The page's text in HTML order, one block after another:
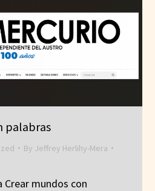
palabras
By Jeffrey Herlihy-Mera
Crear mundos con